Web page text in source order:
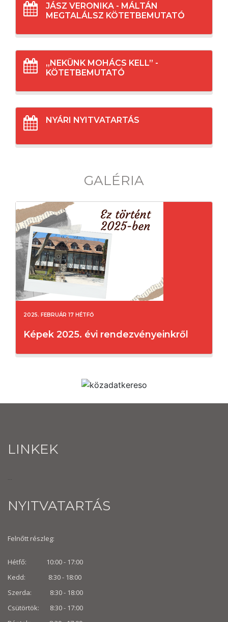
JÁSZ VERONIKA - MÁLTÁN
MEGTALÁLSZ KÖTETBEMUTATÓ
„NEKÜNK MOHÁCS KELL” -
KÖTETBEMUTATÓ
NYÁRI NYITVATARTÁS
GALÉRIA
2025. FEBRUÁR 17 HÉTFŐ
Képek 2025. évi rendezvényeinkről
LINKEK
NYITVATARTÁS
Felnőtt részleg:
Hétfő: 10:00 - 17:00
Kedd: 8:30 - 18:00
Szerda: 8:30 - 18:00
Csütörtök: 8:30 - 17:00